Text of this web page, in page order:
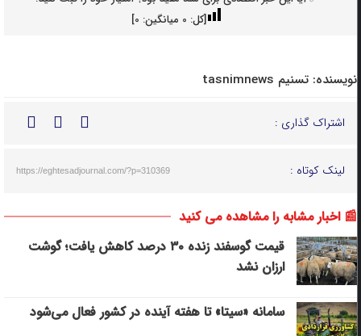
[کل: 0میانگین: 0
]
نویسنده: تسنیم tasnimnews
اشتراک گذاری :
لینک کوتاه : https://eghtesadjournal.com/?p=310369
📰 اخبار مشابه را مشاهده می کنید
قیمت گوسفند زنده ۳۰ درصد کاهش یافت؛ گوشت
ارزان نشد
سامانه «سیتا» تا هفته آینده در کشور فعال می‌شود